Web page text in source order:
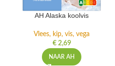
AH Alaska koolvis
Vlees, kip, vis, vega
€2,69
NAAR AH